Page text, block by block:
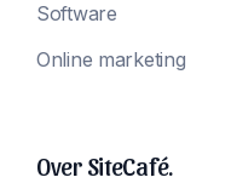
Software
Online marketing
Over SiteCafé.